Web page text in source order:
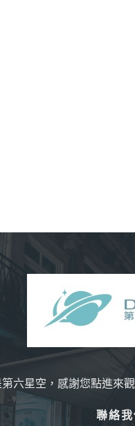
六星空，感謝您點進來
聯絡我